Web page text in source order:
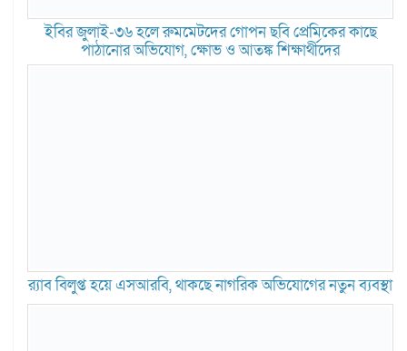
ইবির জুলাই-৩৬ হলে রুমমেটদের গোপন ছবি প্রেমিকের কাছে
পাঠানোর অভিযোগ, ক্ষোভ ও আতঙ্ক শিক্ষার্থীদের
র‍্যাব বিলুপ্ত হয়ে এসআরবি, থাকছে নাগরিক অভিযোগের নতুন ব্যবস্থা